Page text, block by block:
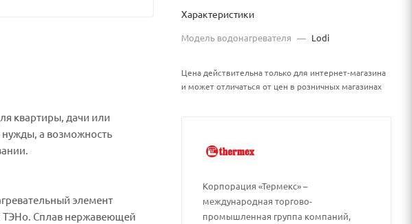
квартиры, дачи или
а возможность
элемент
ТЭНо. Сплав нержавеющей
Характеристики
Модель водонагревателя — Lodi
Цена действительна только для интернет-магазина
и может отличаться от цен в розничных магазинах
Корпорация «Термекс» –
международная торгово-
промышленная группа компаний,